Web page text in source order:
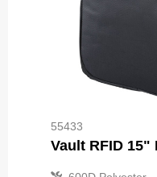
55433
Vault RFID 15"